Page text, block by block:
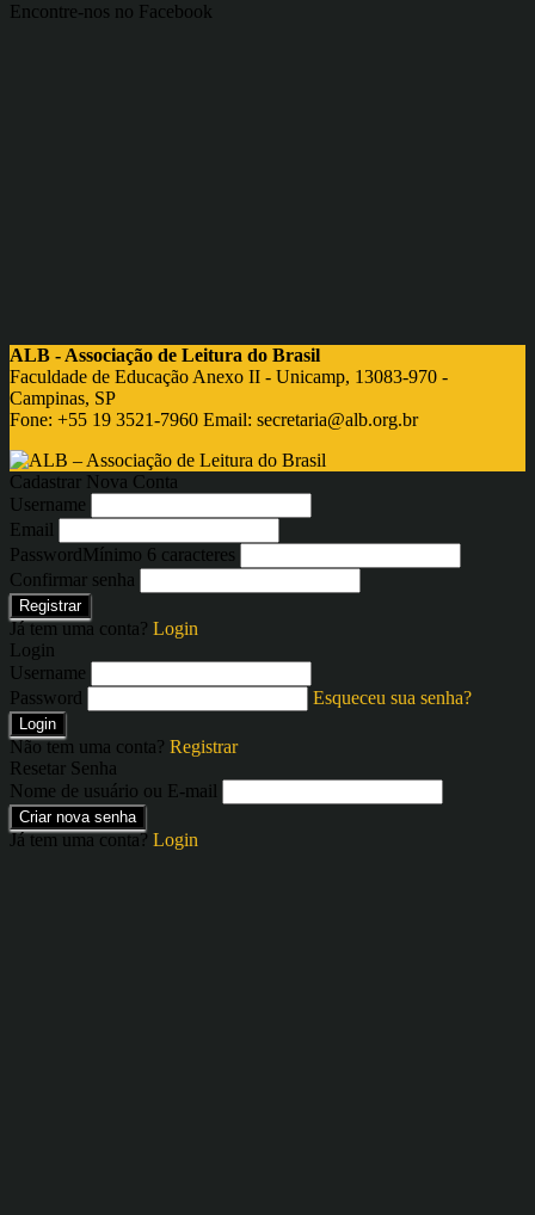
Encontre-nos no Facebook
ALB - Associação de Leitura do Brasil
Faculdade de Educação Anexo II - Unicamp, 13083-970 -
Campinas, SP
Fone: +55 19 3521-7960 Email: secretaria@alb.org.br
Cadastrar Nova Conta
Username
Email
PasswordMínimo 6 caracteres
Confirmar senha
Registrar
Já tem uma conta? Login
Login
Username
Password
Esqueceu sua senha?
Login
Não tem uma conta? Registrar
Resetar Senha
Nome de usuário ou E-mail
Criar nova senha
Já tem uma conta? Login